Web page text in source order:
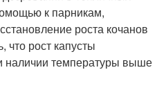
к парникам,
роста кочанов
что рост капусты
наличии температуры выше